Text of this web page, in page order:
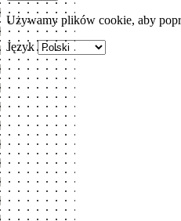
Używamy plików cookie, aby
Język